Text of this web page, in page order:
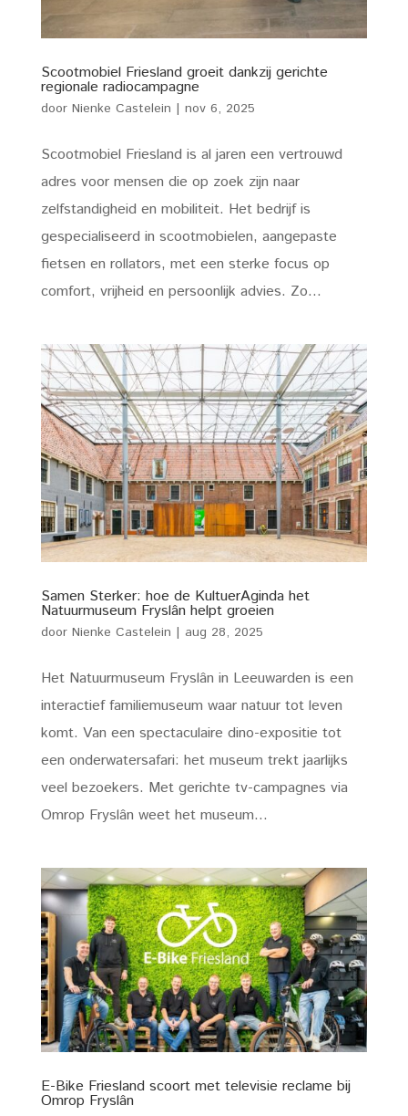
Scootmobiel Friesland groeit dankzij gerichte
regionale radiocampagne
door Nienke Castelein | nov 6, 2025
Scootmobiel Friesland is al jaren een vertrouwd
adres voor mensen die op zoek zijn naar
zelfstandigheid en mobiliteit. Het bedrijf is
gespecialiseerd in scootmobielen, aangepaste
fietsen en rollators, met een sterke focus op
comfort, vrijheid en persoonlijk advies. Zo...
Samen Sterker: hoe de KultuerAginda het
Natuurmuseum Fryslân helpt groeien
door Nienke Castelein | aug 28, 2025
Het Natuurmuseum Fryslân in Leeuwarden is een
interactief familiemuseum waar natuur tot leven
komt. Van een spectaculaire dino-expositie tot
een onderwatersafari: het museum trekt jaarlijks
veel bezoekers. Met gerichte tv-campagnes via
Omrop Fryslân weet het museum...
E-Bike Friesland scoort met televisie reclame bij
Omrop Fryslân